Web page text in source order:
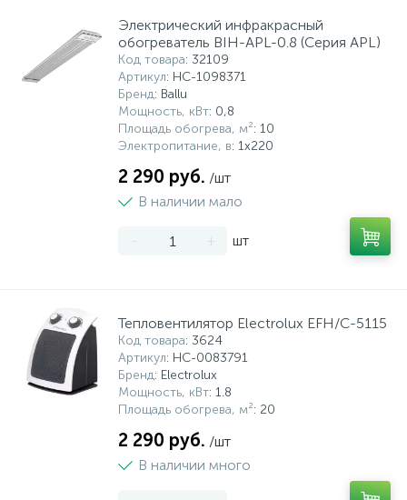
Электрический инфракрасный
обогреватель BIH-APL-0.8 (Серия APL)
Код товара: 32109
Артикул: НС-1098371
Бренд: Ballu
Мощность, кВт: 0,8
Площадь обогрева, м²: 10
Электропитание, в: 1х220
2 290 руб. /шт
В наличии мало
- + шт
Тепловентилятор Electrolux EFH/С-5115
Код товара: 3624
Артикул: НС-0083791
Бренд: Electrolux
Мощность, кВт: 1.8
Площадь обогрева, м²: 20
2 290 руб. /шт
В наличии много